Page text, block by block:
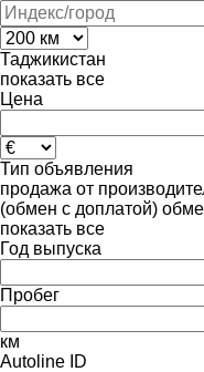
Таджикистан
показать все
Цена
Тип объявления
продажа от
(обмен с доплатой)
показать все
Год выпуска
Пробег
км
Autoline ID